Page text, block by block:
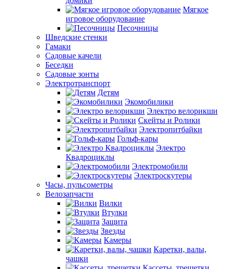
Мягкое
игровое оборудование
Песочницы
Шведские стенки
Гамаки
Садовые качели
Беседки
Садовые зонты
Электротранспорт
Детям
Экомобилики
Электро велорикши
Скейты и Ролики
Электропитбайки
Гольф-кары
Электро
Квадроциклы
Электромобили
Электроскутеры
Часы, пульсометры
Велозапчасти
Вилки
Втулки
Защита
Звезды
Камеры
Каретки, валы,
чашки